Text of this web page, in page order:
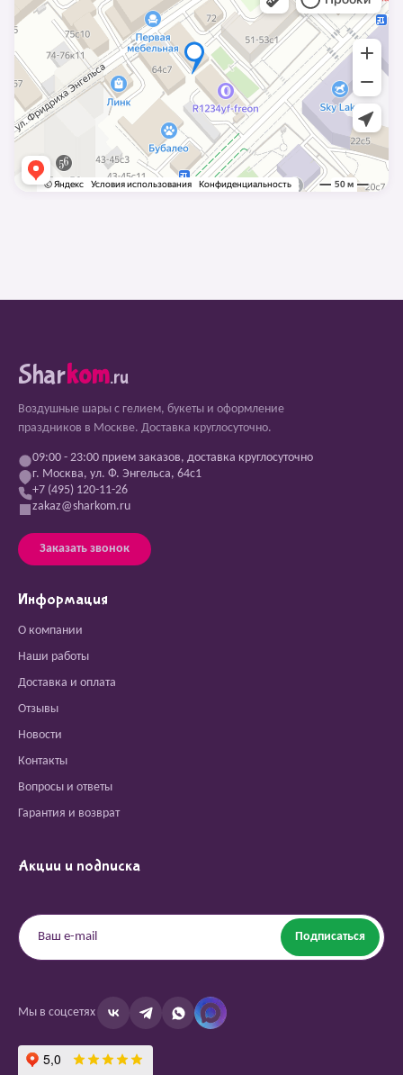
Sharkom.ru
Воздушные шары с гелием, букеты и оформление
праздников в Москве. Доставка круглосуточно.
09:00 - 23:00 прием заказов, доставка круглосуточно
г. Москва, ул. Ф. Энгельса, 64с1
+7 (495) 120-11-26
zakaz@sharkom.ru
Заказать звонок
Информация
О компании
Наши работы
Доставка и оплата
Отзывы
Новости
Контакты
Вопросы и ответы
Гарантия и возврат
Акции и подписка
Подписаться
Мы в соцсетях